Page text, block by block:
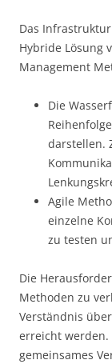
Das
Hybride Lösung
Management
Die
darstellen.
Agile
einzelne
zu testen
Die
Methoden zu
Verständnis
erreicht werden.
gemeinsames